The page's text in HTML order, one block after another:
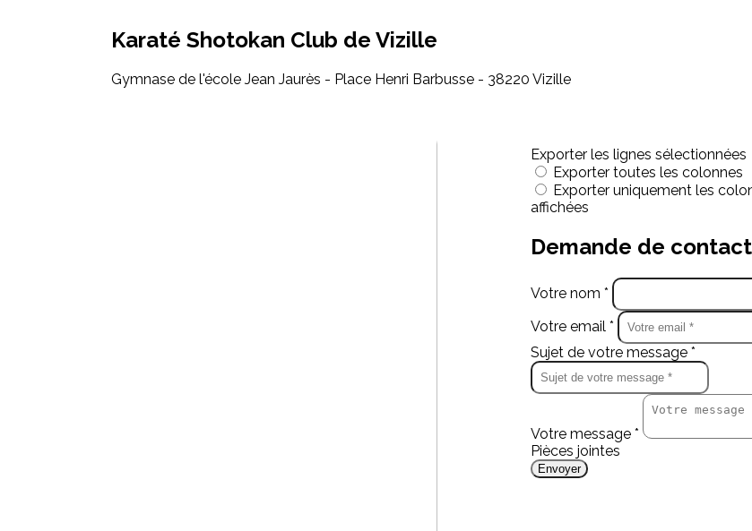
Karaté Shotokan Club de Vizille
Gymnase de l'école Jean Jaurès - Place Henri Barbusse - 38220 Vizille